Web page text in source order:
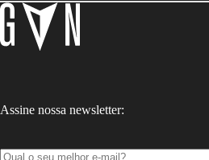
Assine nossa newsletter: